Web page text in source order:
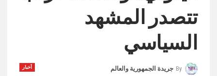
تتصدر المشهد
السياسي
أخبار By جريدة الجمهورية والعالم